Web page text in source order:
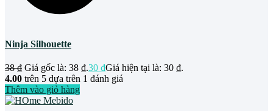
Ninja Silhouette
38₫ Giá gốc là: 38 ₫.30 ₫Giá hiện tại là: 30 ₫.
4.00 trên 5 dựa trên 1 đánh giá
Thêm vào giỏ hàng